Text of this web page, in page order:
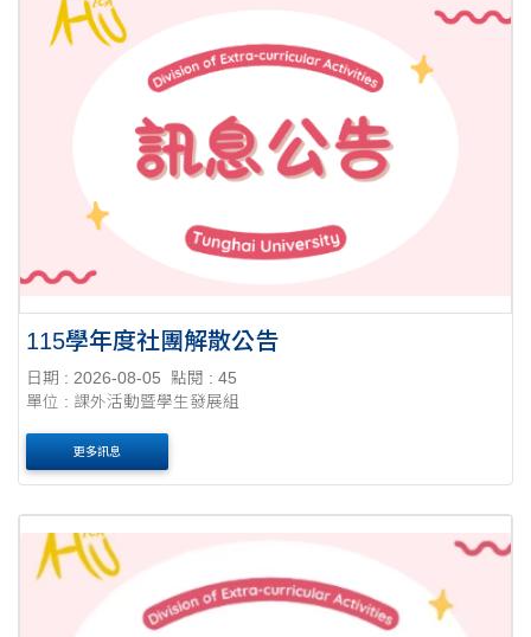
115學年度社團解散公告
日期 : 2026-08-05
點閱 : 45
單位 : 課外活動暨學生發展組
更多訊息